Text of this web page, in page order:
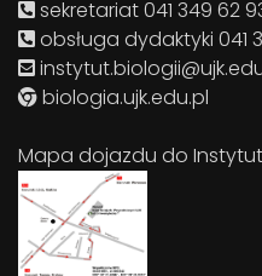
sekretariat 041 349 62
obsługa dydaktyki 041
biologia.ujk.edu.pl
Mapa dojazdu do